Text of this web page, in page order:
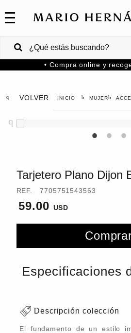
COLECCIONES
VENTAS
CORPORATIVAS
• Compra online y
VOLVER MUJER
Tarjetero Plano Dijon
REF. 7705751543563
59.00
Especificaciones
Descripción colección
El fundamento de un estilo